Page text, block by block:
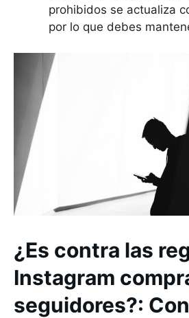
prohibidos se actualiza
por lo que debes
¿Es contra las
Instagram
seguidores?: